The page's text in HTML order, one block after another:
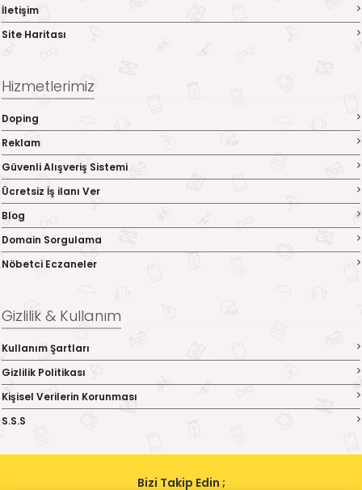
İletişim
Site Haritası
Hizmetlerimiz
Doping
Reklam
Güvenli Alışveriş Sistemi
Ücretsiz İş ilanı Ver
Blog
Domain Sorgulama
Nöbetci Eczaneler
Gizlilik & Kullanım
Kullanım Şartları
Gizlilik Politikası
Kişisel Verilerin Korunması
S.S.S
Bizi Takip Edin ;